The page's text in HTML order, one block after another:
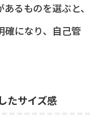
るものを選ぶと、
確になり、自己管
たサイズ感